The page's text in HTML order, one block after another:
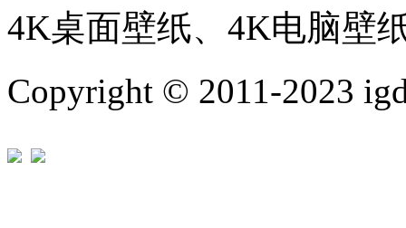
4K桌面壁纸、4K电脑壁
Copyright © 2011-2023